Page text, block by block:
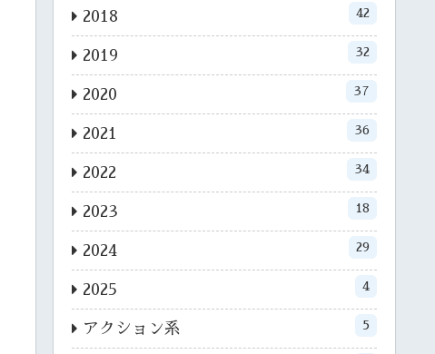
2018 42
2019 32
2020 37
2021 36
2022 34
2023 18
2024 29
2025 4
アクション系 5